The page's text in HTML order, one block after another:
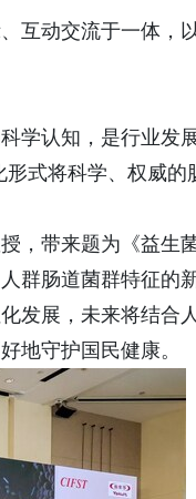
互动交流于一体，
学认知，是行业发
式将科学、权威
，带来题为《益生
群肠道菌群特征的
发展，未来将结合
地守护国民健康。